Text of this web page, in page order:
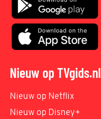
Nieuw op TVgids.nl
Nieuw op Netflix
Nieuw op Disney+